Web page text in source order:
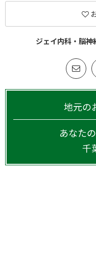
ジェイ内科・脳
地元の
あなた
千